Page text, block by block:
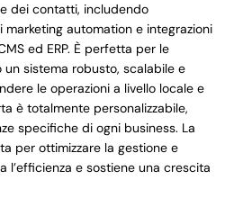
dei contatti, includendo
marketing automation e integrazioni
ed ERP. È perfetta per le
sistema robusto, scalabile e
le operazioni a livello locale e
è totalmente personalizzabile,
specifiche di ogni business. La
per ottimizzare la gestione e
l’efficienza e sostiene una crescita